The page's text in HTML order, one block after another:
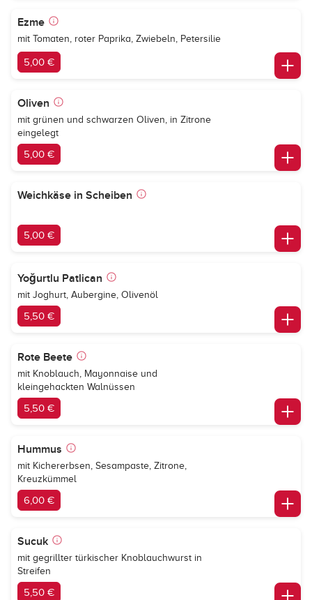
Ezme
mit Tomaten, roter Paprika, Zwiebeln, Petersilie
5,00 €
Oliven
mit grünen und schwarzen Oliven, in Zitrone
eingelegt
5,00 €
Weichkäse in Scheiben
5,00 €
Yoğurtlu Patlican
mit Joghurt, Aubergine, Olivenöl
5,50 €
Rote Beete
mit Knoblauch, Mayonnaise und
kleingehackten Walnüssen
5,50 €
Hummus
mit Kichererbsen, Sesampaste, Zitrone,
Kreuzkümmel
6,00 €
Sucuk
mit gegrillter türkischer Knoblauchwurst in
Streifen
5,50 €